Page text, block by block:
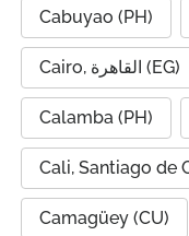
Cabuyao (PH)
Cairo, القاهرة (EG)
Calamba (PH)
Cali, Santiago de
Camagüey (CU)